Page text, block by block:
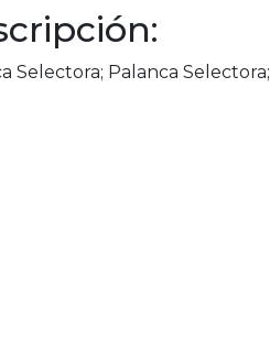
Selectora; Palanca Selectora;